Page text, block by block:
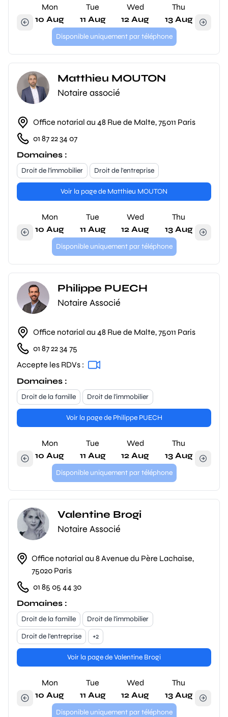
Mon
10 Aug
Tue
11 Aug
Wed
12 Aug
Thu
13 Aug
Disponible uniquement par téléphone
Matthieu MOUTON
Notaire associé
Office notarial au 48 Rue de Malte, 75011 Paris
01 87 22 34 07
Domaines :
Droit de l'immobilier Droit de l'entreprise
Voir la page de Matthieu MOUTON
Mon
10 Aug
Tue
11 Aug
Wed
12 Aug
Thu
13 Aug
Disponible uniquement par téléphone
Philippe PUECH
Notaire Associé
Office notarial au 48 Rue de Malte, 75011 Paris
01 87 22 34 75
Accepte les RDVs :
Domaines :
Droit de la famille Droit de l'immobilier
Voir la page de Philippe PUECH
Mon
10 Aug
Tue
11 Aug
Wed
12 Aug
Thu
13 Aug
Disponible uniquement par téléphone
Valentine Brogi
Notaire Associé
Office notarial au 8 Avenue du Père Lachaise,
75020 Paris
01 85 05 44 30
Domaines :
Droit de la famille
Droit de l'immobilier
Droit de l'entreprise
+2
Voir la page de Valentine Brogi
Mon
10 Aug
Tue
11 Aug
Wed
12 Aug
Thu
13 Aug
Disponible uniquement par téléphone